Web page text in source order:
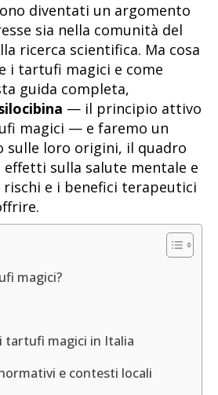
diventati un argomento
sia nella comunità del
ricerca scientifica. Ma cosa
i tartufi magici e come
guida completa,
— il principio attivo
magici — e faremo un
sulle loro origini, il quadro
effetti sulla salute mentale e
e i benefici terapeutici
magici?
tartufi magici in Italia
e contesti locali